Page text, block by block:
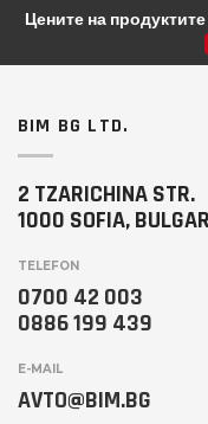
Цените на
BIM BG LTD.
2 TZARICHINA STR.
1000 SOFIA,
TELEFON
0700 42 003
0886 199 439
E-MAIL
AVTO@BIM.BG